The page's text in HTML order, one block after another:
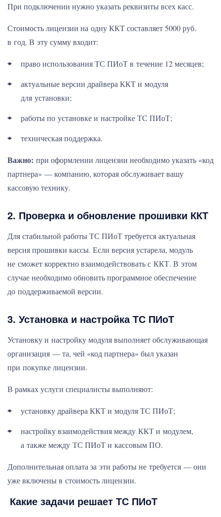
При подключении нужно указать реквизиты всех касс.
Стоимость лицензии на одну ККТ составляет 5000 руб.
в год. В эту сумму входит:
право использования ТС ПИоТ в течение 12 месяцев;
актуальные версии драйвера ККТ и модуля
для установки;
работы по установке и настройке ТС ПИоТ;
техническая поддержка.
Важно: при оформлении лицензии необходимо указать «код
партнера» — компанию, которая обслуживает вашу
кассовую технику.
2. Проверка и обновление прошивки ККТ
Для стабильной работы ТС ПИоТ требуется актуальная
версия прошивки кассы. Если версия устарела, модуль
не сможет корректно взаимодействовать с ККТ. В этом
случае необходимо обновить программное обеспечение
до поддерживаемой версии.
3. Установка и настройка ТС ПИоТ
Установку и настройку модуля выполняет обслуживающая
организация — та, чей «код партнера» был указан
при покупке лицензии.
В рамках услуги специалисты выполняют:
установку драйвера ККТ и модуля ТС ПИоТ;
настройку взаимодействия между ККТ и модулем,
а также между ТС ПИоТ и кассовым ПО.
Дополнительная оплата за эти работы не требуется — они
уже включены в стоимость лицензии.
Какие задачи решает ТС ПИоТ